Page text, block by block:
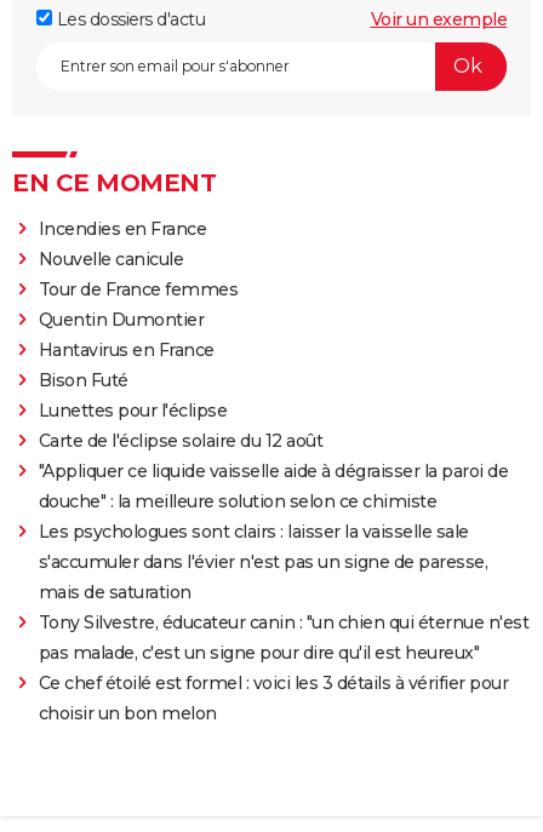
Les dossiers d'actu
Voir un exemple
EN CE MOMENT
Incendies en France
Nouvelle canicule
Tour de France femmes
Quentin Dumontier
Hantavirus en France
Bison Futé
Lunettes pour l'éclipse
Carte de l'éclipse solaire du 12 août
"Appliquer ce liquide vaisselle aide à dégraisser la paroi de
douche" : la meilleure solution selon ce chimiste
Les psychologues sont clairs : laisser la vaisselle sale
s'accumuler dans l'évier n'est pas un signe de paresse,
mais de saturation
Tony Silvestre, éducateur canin : "un chien qui éternue n'est
pas malade, c'est un signe pour dire qu'il est heureux"
Ce chef étoilé est formel : voici les 3 détails à vérifier pour
choisir un bon melon